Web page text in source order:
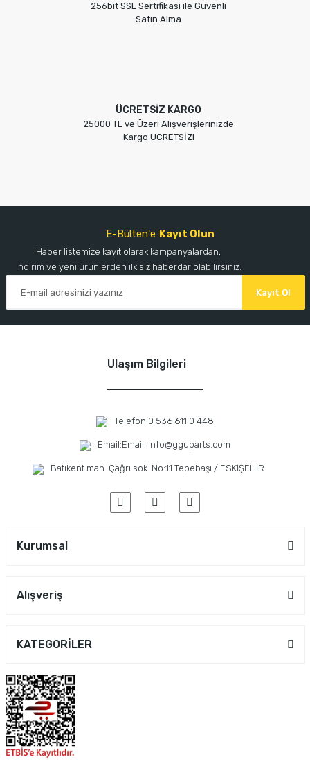
256bit SSL Sertifikası ile Güvenli
Satın Alma
ÜCRETSİZ KARGO
25000 TL ve Üzeri Alışverişlerinizde
Kargo ÜCRETSİZ!
E-Bülten'e Kayıt Olun
Haber listemize kayıt olarak kampanyalardan,
indirim ve yeni ürünlerden ilk siz haberdar olabilirsiniz.
Kayıt Ol
Ulaşım Bilgileri
Telefon:0 536 611 0 448
Email:Email: info@gguparts.com
Batıkent mah. Çağrı sok. No:11 Tepebaşı / ESKİŞEHİR
Kurumsal
Alışveriş
KATEGORİLER